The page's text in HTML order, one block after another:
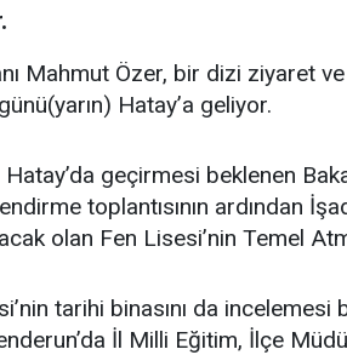
Mahmut Özer, bir dizi ziyaret
Hatay’a geliyor.
Hatay’da geçirmesi beklenen
toplantısının ardından
olan Fen Lisesi’nin Temel
tarihi binasını da
İl Milli Eğitim, İlçe